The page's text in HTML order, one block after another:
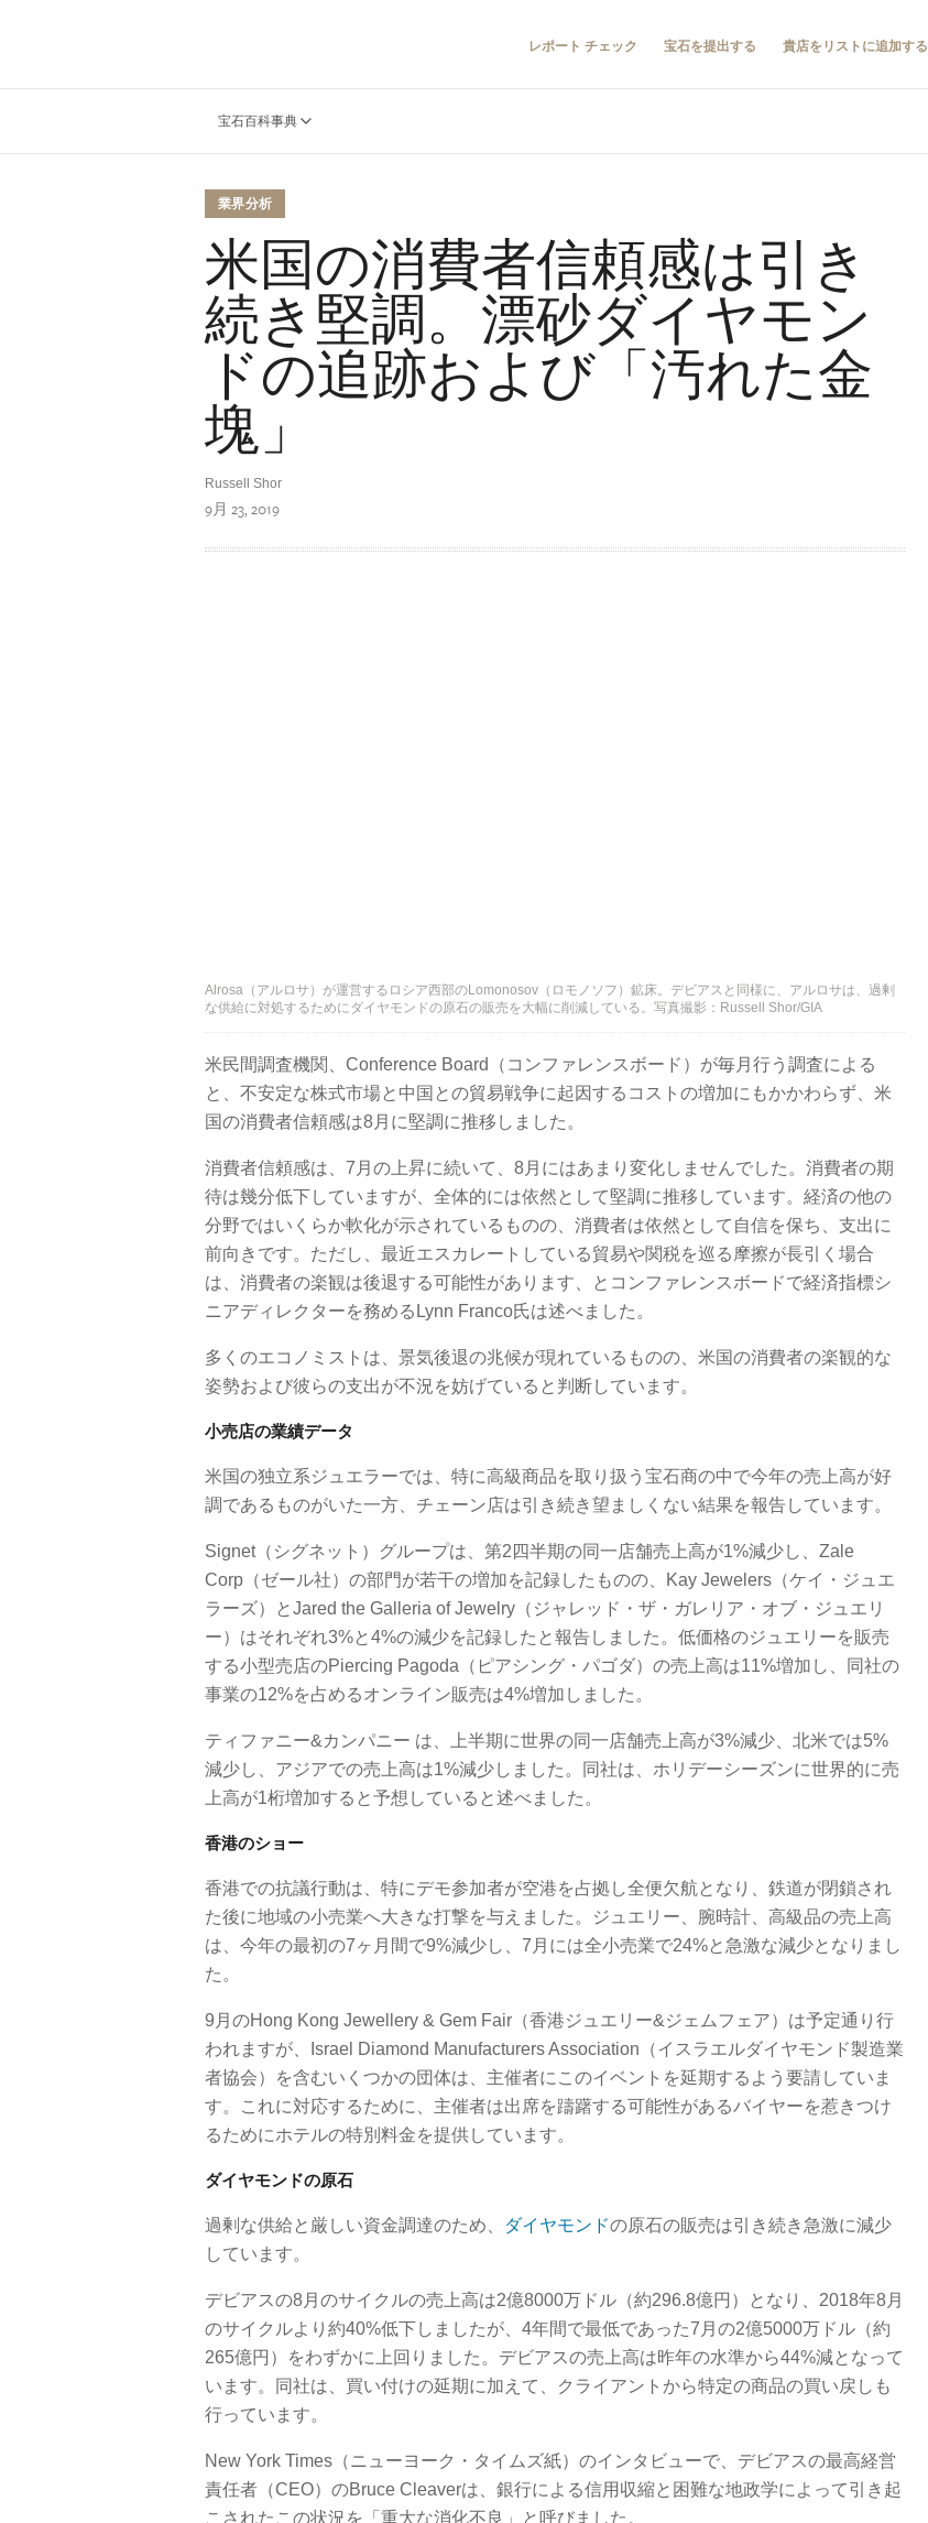
レポート チェック 宝石を提出する 貴店をリストに追加する
宝石百科事典
業界分析
米国の消費者信頼感は引き
続き堅調。漂砂ダイヤモン
ドの追跡および「汚れた金
塊」
Russell Shor
9月 23, 2019
Alrosa（アルロサ）が運営するロシア西部のLomonosov（ロモノソフ）鉱床。デビアスと同様に、アルロサは、過剰
な供給に対処するためにダイヤモンドの原石の販売を大幅に削減している。写真撮影：Russell Shor/GIA
米民間調査機関、Conference Board（コンファレンスボード）が毎月行う調査による
と、不安定な株式市場と中国との貿易戦争に起因するコストの増加にもかかわらず、米
国の消費者信頼感は8月に堅調に推移しました。
消費者信頼感は、7月の上昇に続いて、8月にはあまり変化しませんでした。消費者の期
待は幾分低下していますが、全体的には依然として堅調に推移しています。経済の他の
分野ではいくらか軟化が示されているものの、消費者は依然として自信を保ち、支出に
前向きです。ただし、最近エスカレートしている貿易や関税を巡る摩擦が長引く場合
は、消費者の楽観は後退する可能性があります、とコンファレンスボードで経済指標シ
ニアディレクターを務めるLynn Franco氏は述べました。
多くのエコノミストは、景気後退の兆候が現れているものの、米国の消費者の楽観的な
姿勢および彼らの支出が不況を妨げていると判断しています。
小売店の業績データ
米国の独立系ジュエラーでは、特に高級商品を取り扱う宝石商の中で今年の売上高が好
調であるものがいた一方、チェーン店は引き続き望ましくない結果を報告しています。
Signet（シグネット）グループは、第2四半期の同一店舗売上高が1%減少し、Zale
Corp（ゼール社）の部門が若干の増加を記録したものの、Kay Jewelers（ケイ・ジュエ
ラーズ）とJared the Galleria of Jewelry（ジャレッド・ザ・ガレリア・オブ・ジュエリ
ー）はそれぞれ3%と4%の減少を記録したと報告しました。低価格のジュエリーを販売
する小型売店のPiercing Pagoda（ピアシング・パゴダ）の売上高は11%増加し、同社の
事業の12%を占めるオンライン販売は4%増加しました。
ティファニー&カンパニー は、上半期に世界の同一店舗売上高が3%減少、北米では5%
減少し、アジアでの売上高は1%減少しました。同社は、ホリデーシーズンに世界的に売
上高が1桁増加すると予想していると述べました。
香港のショー
香港での抗議行動は、特にデモ参加者が空港を占拠し全便欠航となり、鉄道が閉鎖され
た後に地域の小売業へ大きな打撃を与えました。ジュエリー、腕時計、高級品の売上高
は、今年の最初の7ヶ月間で9%減少し、7月には全小売業で24%と急激な減少となりまし
た。
9月のHong Kong Jewellery & Gem Fair（香港ジュエリー&ジェムフェア）は予定通り行
われますが、Israel Diamond Manufacturers Association（イスラエルダイヤモンド製造業
者協会）を含むいくつかの団体は、主催者にこのイベントを延期するよう要請していま
す。これに対応するために、主催者は出席を躊躇する可能性があるバイヤーを惹きつけ
るためにホテルの特別料金を提供しています。
ダイヤモンドの原石
過剰な供給と厳しい資金調達のため、 ダイヤモンドの原石の販売は引き続き急激に減少
しています。
デビアスの8月のサイクルの売上高は2億8000万ドル（約296.8億円）となり、2018年8月
のサイクルより約40%低下しましたが、4年間で最低であった7月の2億5000万ドル（約
265億円）をわずかに上回りました。デビアスの売上高は昨年の水準から44%減となって
います。同社は、買い付けの延期に加えて、クライアントから特定の商品の買い戻しも
行っています。
New York Times（ニューヨーク・タイムズ紙）のインタビューで、デビアスの最高経営
責任者（CEO）のBruce Cleaverは、銀行による信用収縮と困難な地政学によって引き起
こされたこの状況を「重大な消化不良」と呼びました。